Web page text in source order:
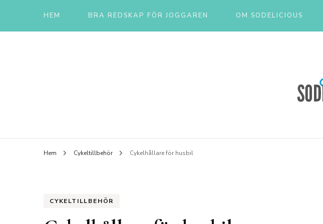
HEM BRA REDSKAP FÖR JOGGAREN OM SODELICIOUS
Livstil &
Hem Cykeltillbehör Cykelhållare för husbil
CYKELTILLBEHÖR